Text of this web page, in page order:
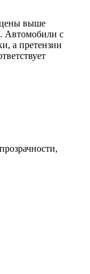
цены выше
Автомобили с
а претензии